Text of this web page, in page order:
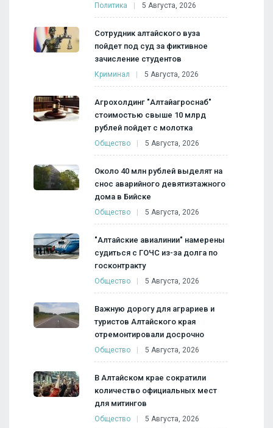
Политика 5 Августа, 2026
Сотрудник алтайского вуза
пойдет под суд за фиктивное
зачисление студентов
Криминал 5 Августа, 2026
Агрохолдинг "Алтайагроснаб"
стоимостью свыше 10 млрд
рублей пойдет с молотка
Общество 5 Августа, 2026
Около 40 млн рублей выделят на
снос аварийного девятиэтажного
дома в Бийске
Общество 5 Августа, 2026
"Алтайские авиалинии" намерены
судиться с ГОЧС из-за долга по
госконтракту
Общество 5 Августа, 2026
Важную дорогу для аграриев и
туристов Алтайского края
отремонтировали досрочно
Общество 5 Августа, 2026
В Алтайском крае сократили
количество официальных мест
для митингов
Общество 5 Августа, 2026